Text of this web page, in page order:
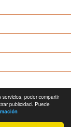
poder compartir
publicidad. Puede